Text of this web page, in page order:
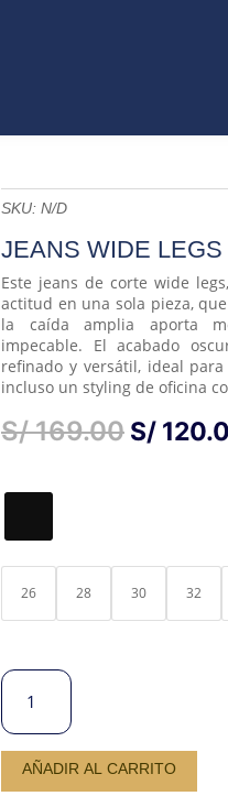
SKU: N/D
JEANS WIDE
Este jeans de corte wide
actitud en una sola pieza,
la caída amplia aporta
impecable. El acabado
refinado y versátil, ideal
incluso un styling de oficina
S/169.00 EL
S/
26 28 30 32
JEANS
WIDE
LEGS
CLEO
AÑADIR AL CARRITO